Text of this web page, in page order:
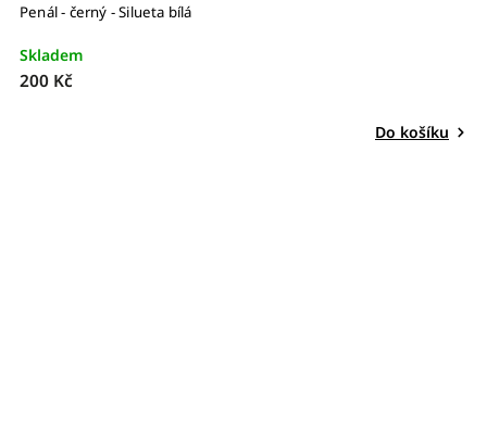
Penál - černý - Silueta bílá
Skladem
200 Kč
Do košíku